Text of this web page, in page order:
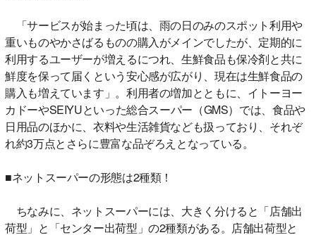
「サービスが始まった頃は、雨の日のみのスポット利用や
重いものやかさばるものの購入がメインでしたが、定期的に
利用するユーザーが増えるにつれ、生鮮食品も保冷剤と共に
鮮度を保って届くという安心感が広がり、現在は生鮮食品の
購入も増えています」。利用者の増加とともに、イトーヨー
カドーやSEIYUといった総合スーパー（GMS）では、食品や
日用品のほかに、衣料や生活雑貨なども扱っており、それぞ
れ約3万点とさらに豊富な品ぞろえとなっている。
■ネットスーパーの形態は2種類！
ちなみに、ネットスーパーには、大きく分けると「店舗出
荷型」と「センター出荷型」の2種類がある。店舗出荷型と